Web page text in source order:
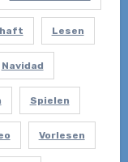
Lesen
Navidad
Spielen
Vorlesen